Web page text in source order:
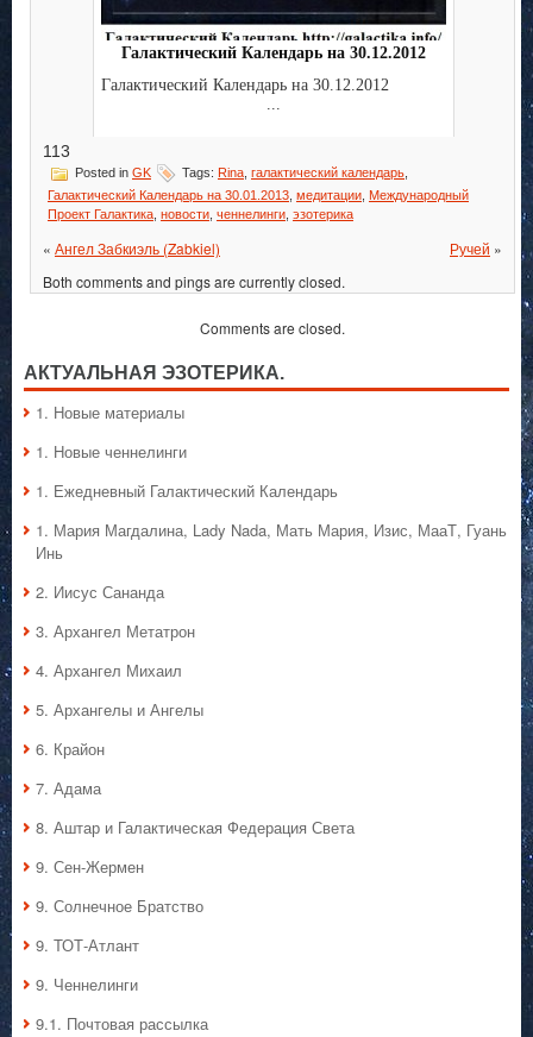
Галактический Календарь на 30.12.2012
Галактический Календарь на 30.12.2012
113
Posted in GK Tags: Rina галактический календарь
Галактический Календарь на 30.01.2013 медитации Международный
Проект Галактика новости ченнелинги эзотерика
« Ангел Забкиэль (Zabkiel) Ручей »
Both comments and pings are currently closed.
Comments are closed.
АКТУАЛЬНАЯ ЭЗОТЕРИКА.
1. Hовые материалы
1. Hовые ченнелинги
1. Ежедневный Галактический Календарь
1. Мария Магдалина, Lady Nada, Мать Мария, Изис, МааТ, Гуань
Инь
2. Иисус Сананда
3. Архангел Метатрон
4. Архангел Михаил
5. Архангелы и Ангелы
6. Крайон
7. Адама
8. Аштар и Галактическая Федерация Света
9. Сен-Жермен
9. Солнечное Братство
9. ТОТ-Атлант
9. Ченнелинги
9.1. Почтовая рассылка